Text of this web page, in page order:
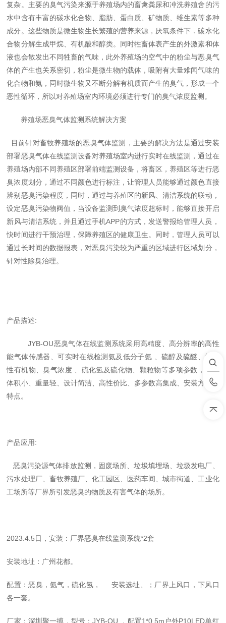
复杂。主要的臭气污染来源于养殖场内的畜禽粪尿和冲洗养殖舍的污
水中含有丰富的碳水化合物、脂肪、蛋白质、矿物质、维生素等多种
成分。这些物质是微生物生长繁殖的营养来源，厌氧条件下．碳水化
合物分解生成甲烷、有机酸和醇类。同时牲畜体表产生的外激素和体
液也会散发出不同牲畜的气味，此外养殖场的空气中的粉尘与恶臭气
体的产生也关系密切，粉尘是微生物的载体，吸附有大量难闻气味的
化合物和氨，同时微生物又不断分解有机质而产生的臭气，形成一个
恶性循环，所以对养殖场室内环境必须进行专门的臭气浓度监测。
养殖场恶臭气体监测系统解决方案
目前针对畜牧养殖场的恶臭气体监测，主要的解决方法是通过安装
部署恶臭气体在线监测设备对养殖场室内进行实时在线监测，通过在
养殖场内部不同养殖区部署前端监测设备，将畜区，养殖区等进行恶
臭浓度划分，通过不同颜色进行标注，让管理人员能够通过颜色直接
辨别恶臭污染程度，同时，通过与养殖区的新风、清洁系统的联动，
设定恶臭污染物阀值，当设备监测到臭气浓度超标时，能够直接开启
新风与清洁系统，并且通过手机APP的方式，发送警报给管理人员，
快时间进行干预治理，保障养殖区的健康卫生。同时，管理人员可以
通过长时间的数据报表，对恶臭污染较为严重的区域进行区域划分，
针对性除臭治理。
产品描述:
JYB-OU恶臭气体在线监测系统采用高精度、高分辨率的高性
能气体传感器、可实时在线检测氨及低分子氨
、硫醇及硫醚、挥发
性有机物、臭气浓度
、硫化氢及硫化物、颗粒物等多项参数，具有
体积小、重量轻、设计简洁、高性价比、多参数高集成、安装方便等
特点。
产品应用:
恶臭污染源气体排放监测，固废场所、垃圾填埋场、垃圾发电厂、
污水处理厂、畜牧养殖厂、化工园区、医药车间、城市街道、工业化
工场所等厂界所引发恶臭的物质及有害气体的场所。
2023.4.5日，安装： 厂界恶臭在线监测系统*2套
安装地址：广州花都。
配置：恶臭，氨气，硫化氢， 安装选址、；厂界上风口，下风口
各一套。
厂家：深圳聚一搏，型号：JYB-OU ，配置1*0.5m户外P10LED单红